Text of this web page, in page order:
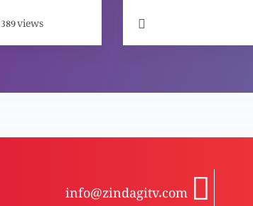
389views
info@zindagitv.com